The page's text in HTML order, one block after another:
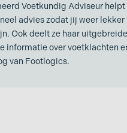
Voetkundig Adviseur
advies zodat jij weer lekker
Ook deelt ze haar
informatie over voetklachten
van Footlogics.